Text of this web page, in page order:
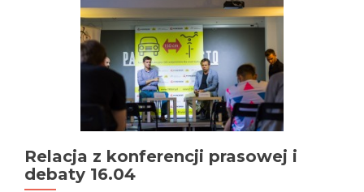
Relacja z konferencji prasowej i
debaty 16.04